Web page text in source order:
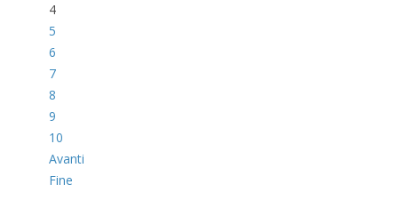
4
5
6
7
8
9
10
Avanti
Fine